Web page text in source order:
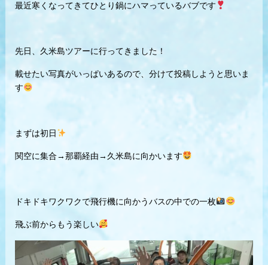
最近寒くなってきてひとり鍋にハマっているバブです
先日、久米島ツアーに行ってきました！
載せたい写真がいっぱいあるので、分けて投稿しようと思いま
す
まずは初日
関空に集合→那覇経由→久米島に向かいます
ドキドキワクワクで飛行機に向かうバスの中での一枚
飛ぶ前からもう楽しい